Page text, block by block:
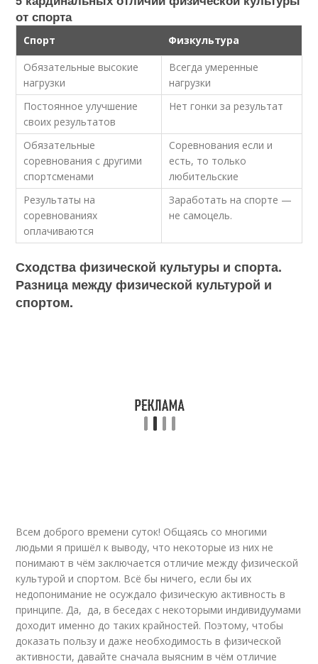
от спорта
Спорт
Физкультура
Обязательные высокие
нагрузки
Всегда умеренные
нагрузки
Постоянное улучшение
своих результатов
Нет гонки за результат
Обязательные
соревнования с другими
спортсменами
Соревнования если и
есть, то только
любительские
Результаты на
соревнованиях
оплачиваются
Заработать на спорте —
не самоцель.
Сходства физической культуры и спорта.
Разница между физической культурой и
спортом.
Всем доброго времени суток! Общаясь со многими
людьми я пришёл к выводу, что некоторые из них не
понимают в чём заключается отличие между физической
культурой и спортом. Всё бы ничего, если бы их
недопонимание не осуждало физическую активность в
принципе. Да, да, в беседах с некоторыми индивидуумами
доходит именно до таких крайностей. Поэтому, чтобы
доказать пользу и даже необходимость в физической
активности, давайте сначала выясним в чём отличие